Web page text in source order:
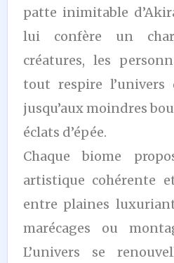
patte inimitable
lui confère un
créatures, les
tout respire l’univers
jusqu’aux moindres
éclats d’épée.
Chaque biome
artistique cohérente
entre plaines
marécages ou
L’univers se